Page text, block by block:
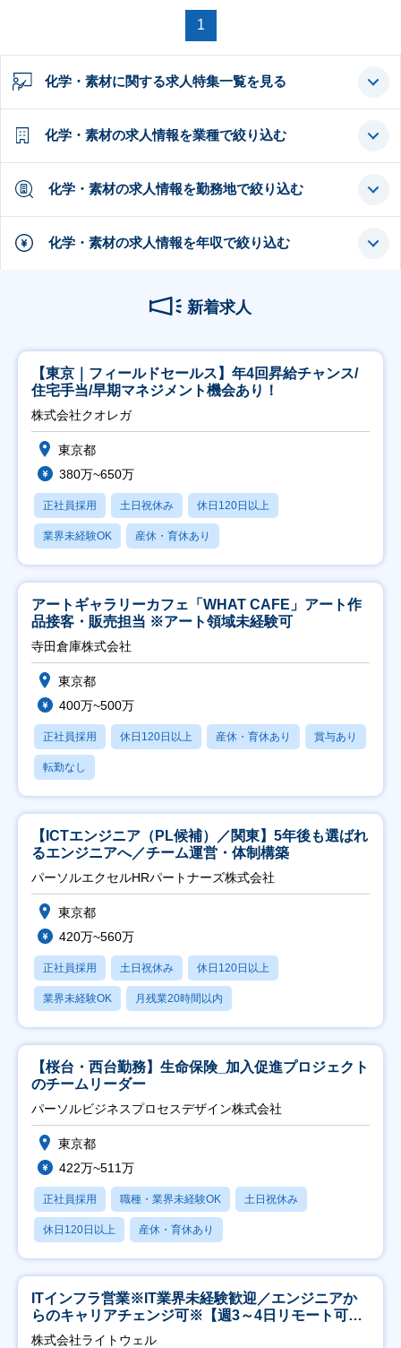
1
化学・素材に関する求人特集一覧を見る
化学・素材の求人情報を業種で絞り込む
化学・素材の求人情報を勤務地で絞り込む
化学・素材の求人情報を年収で絞り込む
新着求人
【東京｜フィールドセールス】年4回昇給チャンス/
住宅手当/早期マネジメント機会あり！
株式会社クオレガ
東京都
380万~650万
正社員採用 土日祝休み 休日120日以上
業界未経験OK 産休・育休あり
アートギャラリーカフェ「WHAT CAFE」アート作
品接客・販売担当 ※アート領域未経験可
寺田倉庫株式会社
東京都
400万~500万
正社員採用 休日120日以上 産休・育休あり 賞与あり
転勤なし
【ICTエンジニア（PL候補）／関東】5年後も選ばれ
るエンジニアへ／チーム運営・体制構築
パーソルエクセルHRパートナーズ株式会社
東京都
420万~560万
正社員採用 土日祝休み 休日120日以上
業界未経験OK 月残業20時間以内
【桜台・西台勤務】生命保険_加入促進プロジェクト
のチームリーダー
パーソルビジネスプロセスデザイン株式会社
東京都
422万~511万
正社員採用 職種・業界未経験OK 土日祝休み
休日120日以上 産休・育休あり
ITインフラ営業※IT業界未経験歓迎／エンジニアか
らのキャリアチェンジ可※【週3～4日リモート可
能】
株式会社ライトウェル